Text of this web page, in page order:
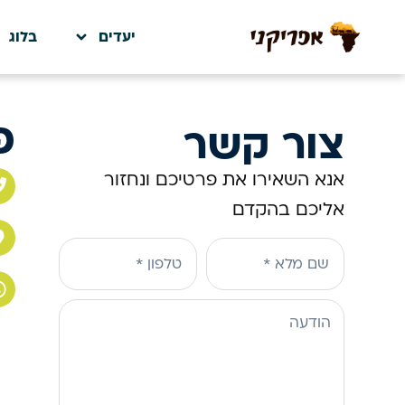
יעדים בלוג
צור קשר
אנא השאירו את פרטיכם ונחזור
אליכם בהקדם